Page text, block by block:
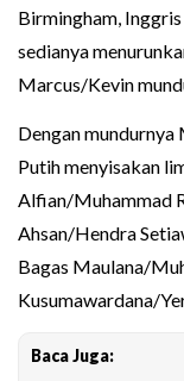
Birmingham,
sedianya
Marcus/Kevin
Dengan
Putih menyisakan
Alfian/Muhammad
Ahsan/Hendra
Bagas Maulana/
Kusumawardana/
Baca Juga: